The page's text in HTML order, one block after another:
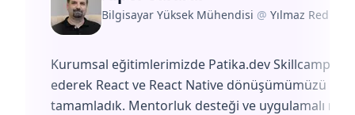
Bilgisayar Yüksek Mühendisi @ Yılmaz
Kurumsal eğitimlerimizde Patika.dev Skillcamp'i
ederek React ve React Native dönüşümümüzü
tamamladık. Mentorluk desteği ve uygulamalı